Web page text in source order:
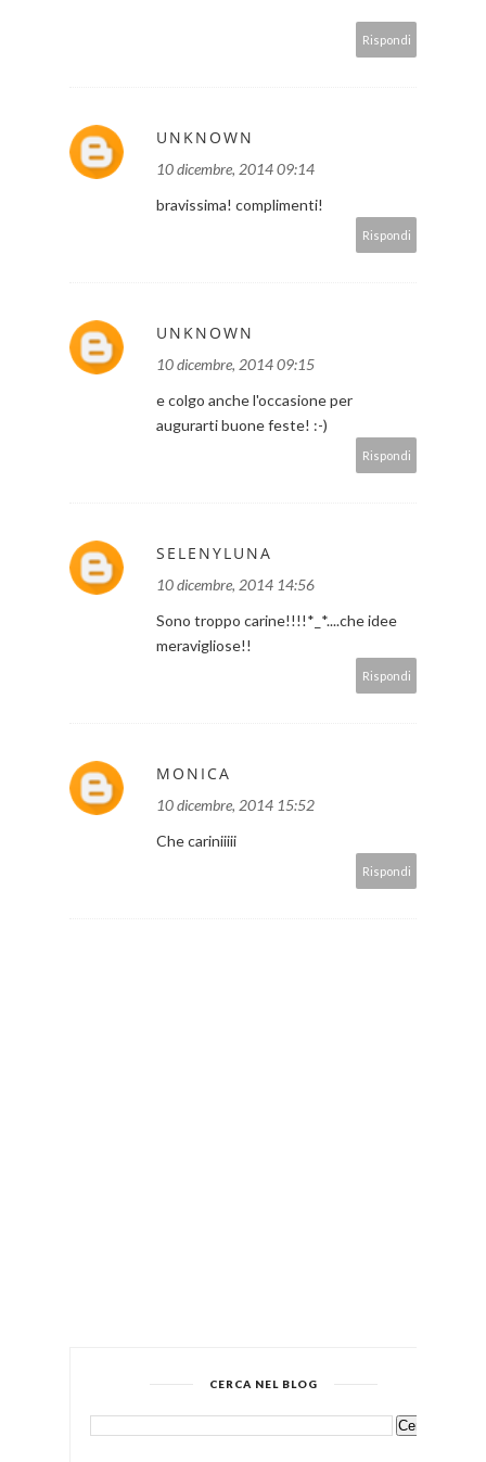
Rispondi
UNKNOWN
10 dicembre, 2014 09:14
bravissima! complimenti!
Rispondi
UNKNOWN
10 dicembre, 2014 09:15
e colgo anche l'occasione per
augurarti buone feste! :-)
Rispondi
SELENYLUNA
10 dicembre, 2014 14:56
Sono troppo carine!!!!*_*....che idee
meravigliose!!
Rispondi
MONICA
10 dicembre, 2014 15:52
Che cariniiiii
Rispondi
CERCA NEL BLOG